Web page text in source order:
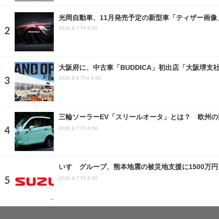
光岡自動車、11月発売予定の新型車「ティザー画
2026.8.7 Fri 6:00
大阪府に、中古車「BUDDICA」初出店「大阪堺支
2026.8.6 Thu 6:00
三輪ソーラーEV「スリールオータ」とは？ 欧州
2026.8.7 Fri 5:56
いすゞグループ、熊本地震の被災地支援に1500万
2026.8.7 Fri 5:50